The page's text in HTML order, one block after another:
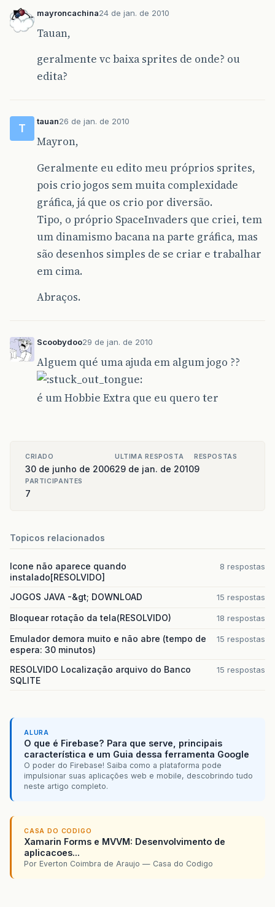
mayroncachina24 de jan. de 2010
Tauan,
geralmente vc baixa sprites de onde? ou
edita?
T
tauan26 de jan. de 2010
Mayron,
Geralmente eu edito meu próprios sprites,
pois crio jogos sem muita complexidade
gráfica, já que os crio por diversão.
Tipo, o próprio SpaceInvaders que criei, tem
um dinamismo bacana na parte gráfica, mas
são desenhos simples de se criar e trabalhar
em cima.
Abraços.
Scoobydoo29 de jan. de 2010
Alguem qué uma ajuda em algum jogo ??
é um Hobbie Extra que eu quero ter
CRIADO
30 de junho de 2006
ULTIMA RESPOSTA
29 de jan. de 2010
RESPOSTAS
9
PARTICIPANTES
7
Topicos relacionados
Icone não aparece quando
instalado[RESOLVIDO]
8 respostas
JOGOS JAVA -&gt; DOWNLOAD 15 respostas
Bloquear rotação da tela(RESOLVIDO) 18 respostas
Emulador demora muito e não abre (tempo de
espera: 30 minutos)
15 respostas
RESOLVIDO Localização arquivo do Banco
SQLITE
15 respostas
ALURA
O que é Firebase? Para que serve, principais
característica e um Guia dessa ferramenta Google
O poder do Firebase! Saiba como a plataforma pode
impulsionar suas aplicações web e mobile, descobrindo tudo
neste artigo completo.
CASA DO CODIGO
Xamarin Forms e MVVM: Desenvolvimento de
aplicacoes...
Por Everton Coimbra de Araujo — Casa do Codigo